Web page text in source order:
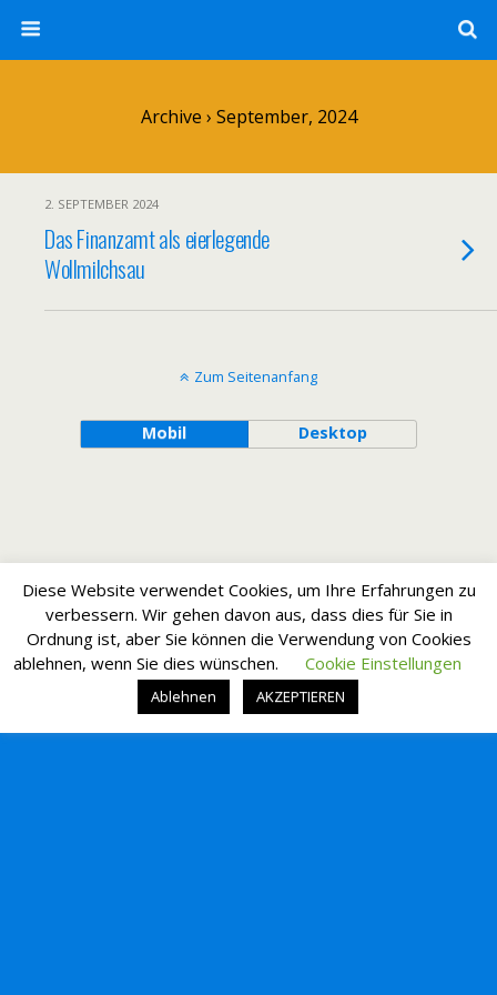
Archive › September, 2024
2. SEPTEMBER 2024
Das Finanzamt als eierlegende
Wollmilchsau
Zum Seitenanfang
Mobil Desktop
Diese Website verwendet Cookies, um Ihre Erfahrungen zu
verbessern. Wir gehen davon aus, dass dies für Sie in
Ordnung ist, aber Sie können die Verwendung von Cookies
ablehnen, wenn Sie dies wünschen.
Cookie Einstellungen
Ablehnen AKZEPTIEREN